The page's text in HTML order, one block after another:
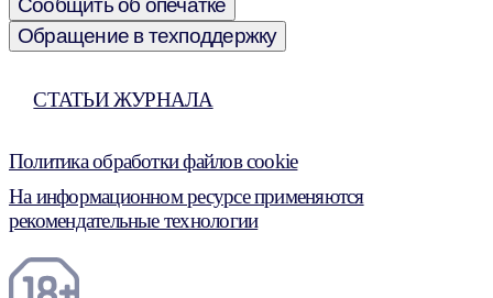
Обращение в техподдержку
СТАТЬИ ЖУРНАЛА
Политика обработки файлов cookie
На информационном ресурсе применяются
рекомендательные технологии